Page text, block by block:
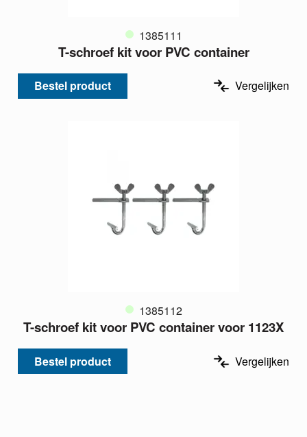
1385111
T-schroef kit voor PVC container
Bestel product Vergelijken
1385112
T-schroef kit voor PVC container voor 1123X
Bestel product Vergelijken